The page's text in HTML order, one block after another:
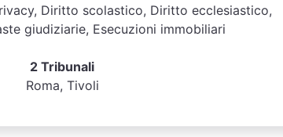
Diritto scolastico, Diritto ecclesiastico,
giudiziarie, Esecuzioni immobiliari
2 Tribunali
Roma, Tivoli